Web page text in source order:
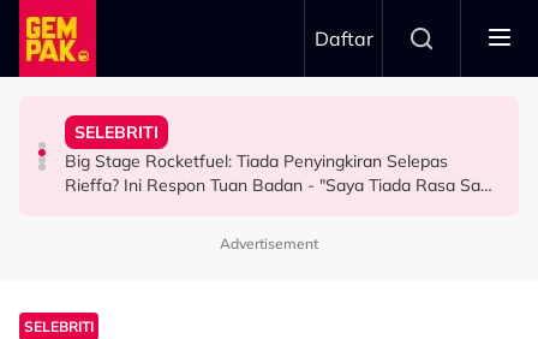
Skip to main content
Daftar
BERITA
Aliff Rakib Hadiah Rumah RM1 Juta Kepada Ibu Bapa
SELEBRITI
Big Stage Rocketfuel: Tiada Penyingkiran Selepas
Rieffa? Ini Respon Tuan Badan - "Saya Tiada Rasa Sakit
BERITA
Atlet Golf Tidak Diculik, ‘Lari’ ke Bangkok Sebab
Keluarga Rasa Bakal Suami Tak Setaraf
HIBURAN
10 Tahun Solat Atas Kerusi, Maria Tengku Sabri Syukur
Boleh Solat Berdiri Selepas…
Advertisement
SELEBRITI